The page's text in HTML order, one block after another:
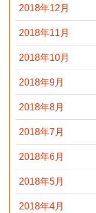
2018年12月
2018年11月
2018年10月
2018年9月
2018年8月
2018年7月
2018年6月
2018年5月
2018年4月